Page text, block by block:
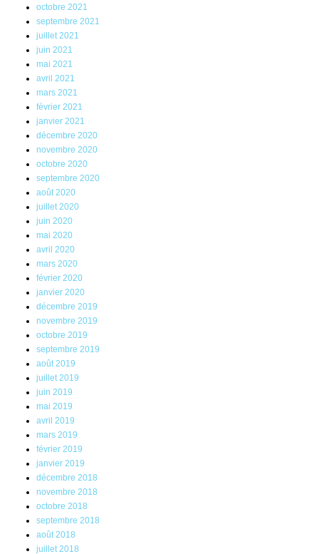
octobre 2021
septembre 2021
juillet 2021
juin 2021
mai 2021
avril 2021
mars 2021
février 2021
janvier 2021
décembre 2020
novembre 2020
octobre 2020
septembre 2020
août 2020
juillet 2020
juin 2020
mai 2020
avril 2020
mars 2020
février 2020
janvier 2020
décembre 2019
novembre 2019
octobre 2019
septembre 2019
août 2019
juillet 2019
juin 2019
mai 2019
avril 2019
mars 2019
février 2019
janvier 2019
décembre 2018
novembre 2018
octobre 2018
septembre 2018
août 2018
juillet 2018